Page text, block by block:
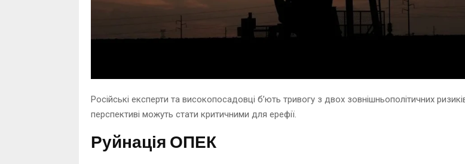
Російські експерти та високопосадовці бʼють тривогу з двох зовнішньополітичних
перспективі можуть стати критичними для ерефії.
Руйнація ОПЕК